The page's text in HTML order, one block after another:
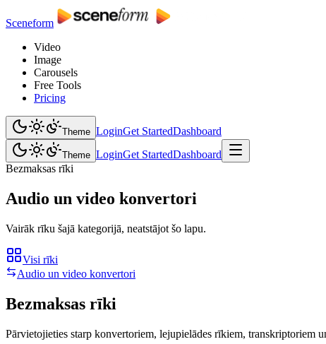
Sceneform
Video
Image
Carousels
Free Tools
Pricing
Theme LoginGet StartedDashboard
Theme LoginGet StartedDashboard
Bezmaksas rīki
Audio un video konvertori
Vairāk rīku šajā kategorijā, neatstājot šo lapu.
Visi rīki
Audio un video konvertori
Bezmaksas rīki
Pārvietojieties starp konvertoriem, lejupielādes rīkiem, transkriptoriem